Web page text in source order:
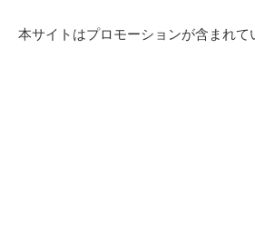
本サイトはプロモーションが含まれて